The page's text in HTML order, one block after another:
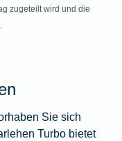
zugeteilt wird und die
Sie sich
Turbo bietet